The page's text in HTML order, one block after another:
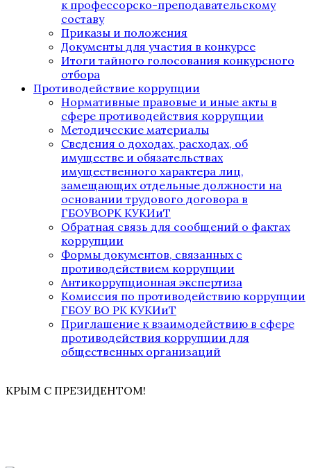
к профессорско-преподавательскому
составу
Приказы и положения
Документы для участия в конкурсе
Итоги тайного голосования конкурсного
отбора
Противодействие коррупции
Нормативные правовые и иные акты в
сфере противодействия коррупции
Методические материалы
Сведения о доходах, расходах, об
имуществе и обязательствах
имущественного характера лиц,
замещающих отдельные должности на
основании трудового договора в
ГБОУВОРК КУКИиТ
Обратная связь для сообщений о фактах
коррупции
Формы документов, связанных с
противодействием коррупции
Антикоррупционная экспертиза
Комиссия по противодействию коррупции
ГБОУ ВО РК КУКИиТ
Приглашение к взаимодействию в сфере
противодействия коррупции для
общественных организаций
КРЫМ С ПРЕЗИДЕНТОМ!